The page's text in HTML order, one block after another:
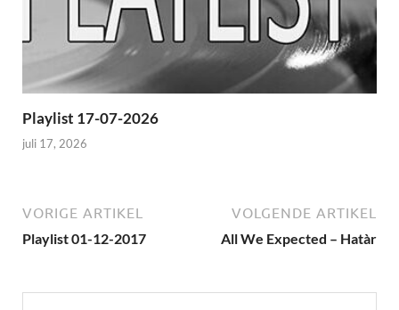
Playlist 17-07-2026
juli 17, 2026
VORIGE ARTIKEL
Playlist 01-12-2017
VOLGENDE ARTIKEL
All We Expected – Hatàr